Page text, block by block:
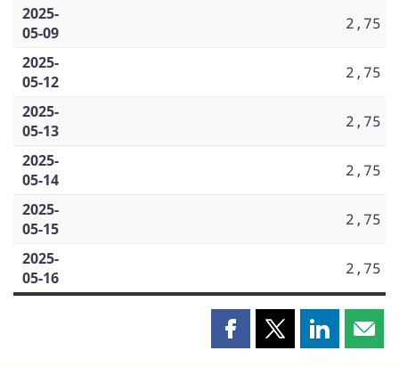
2025-
05-09
2,75
2025-
05-12
2,75
2025-
05-13
2,75
2025-
05-14
2,75
2025-
05-15
2,75
2025-
05-16
2,75
PartagerPartagerPartager